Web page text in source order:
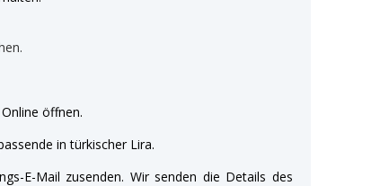
öffnen.
in türkischer Lira.
E-Mail zusenden. Wir senden die Details des